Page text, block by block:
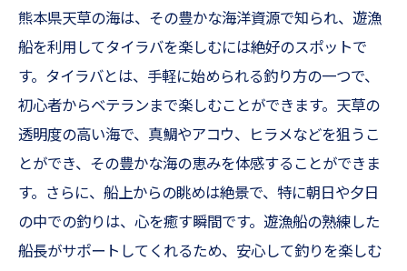
タイジギングに必要な装備と選び方
天草での大物狙いのポイント
タイジギングでの驚きの釣果
船フカセ釣りの基本と魅力
オキアミ五目釣りの楽しみ方
天草での船フカセの攻略法
熊本県天草の海は、その豊かな海洋資源で知られ、遊漁
船を利用してタイラバを楽しむには絶好のスポットで
す。タイラバとは、手軽に始められる釣り方の一つで、
初心者からベテランまで楽しむことができます。天草の
透明度の高い海で、真鯛やアコウ、ヒラメなどを狙うこ
とができ、その豊かな海の恵みを体感することができま
す。さらに、船上からの眺めは絶景で、特に朝日や夕日
の中での釣りは、心を癒す瞬間です。遊漁船の熟練した
船長がサポートしてくれるため、安心して釣りを楽しむ